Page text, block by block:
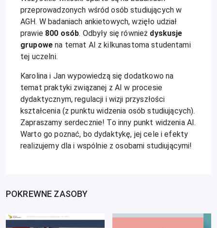
przeprowadzonych wśród osób studiujących w
AGH. W badaniach ankietowych, wzięło udział
prawie 800 osób. Odbyły się również dyskusje
grupowe na temat AI z kilkunastoma studentami
tej uczelni.
Karolina i Jan wypowiedzą się dodatkowo na
temat praktyki związanej z AI w procesie
dydaktycznym, regulacji i wizji przyszłości
kształcenia (z punktu widzenia osób studiujących).
Zapraszamy serdecznie! To inny punkt widzenia AI.
Warto go poznać, bo dydaktykę, jej cele i efekty
realizujemy dla i wspólnie z osobami studiującymi!
POKREWNE ZASOBY